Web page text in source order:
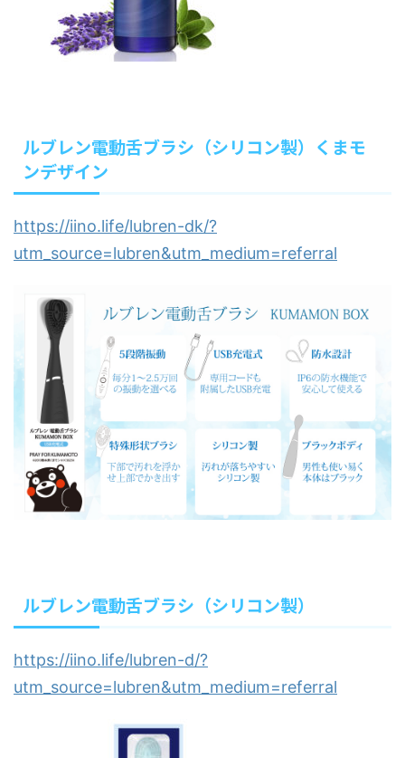
ルブレン電動舌ブラシ（シリコン製）くまモ
ンデザイン
https://iino.life/lubren-dk/?
utm_source=lubren&utm_medium=referral
ルブレン電動舌ブラシ（シリコン製）
https://iino.life/lubren-d/?
utm_source=lubren&utm_medium=referral